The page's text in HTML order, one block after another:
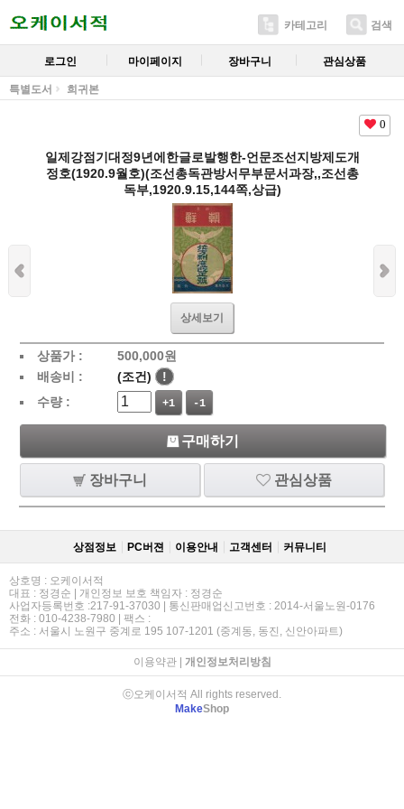
카테고리 검색
로그인 마이페이지 장바구니 관심상품
특별도서 희귀본
0
일제강점기대정9년에한글로발행한-언문조선지방제도개
정호(1920.9월호)(조선총독관방서무부문서과장,,조선총
독부,1920.9.15,144쪽,상급)
상세보기
상품가 : 500,000원
배송비 :
(조건)
!
수량 :
+1 -1
구매하기
장바구니 관심상품
상점정보 PC버젼 이용안내 고객센터 커뮤니티
상호명 : 오케이서적
대표 : 정경순 | 개인정보 보호 책임자 : 정경순
사업자등록번호 :217-91-37030 | 통신판매업신고번호 : 2014-서울노원-0176
전화 : 010-4238-7980 | 팩스 :
주소 : 서울시 노원구 중계로 195 107-1201 (중계동, 동진, 신안아파트)
이용약관| 개인정보처리방침
ⓒ오케이서적 All rights reserved.
MakeShop